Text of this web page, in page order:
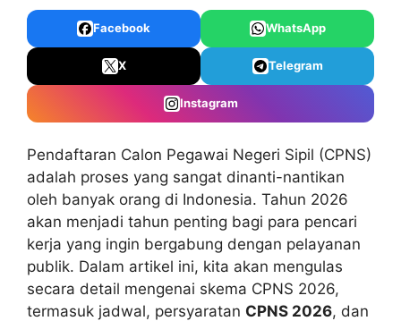
Facebook WhatsApp
X Telegram
Instagram
Pendaftaran Calon Pegawai Negeri Sipil (CPNS)
adalah proses yang sangat dinanti-nantikan
oleh banyak orang di Indonesia. Tahun 2026
akan menjadi tahun penting bagi para pencari
kerja yang ingin bergabung dengan pelayanan
publik. Dalam artikel ini, kita akan mengulas
secara detail mengenai skema CPNS 2026,
termasuk jadwal, persyaratan CPNS 2026, dan